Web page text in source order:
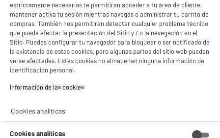
compare_product
BY ELECTRODEPOT
★★★★★
★★★★★
5/5(2)
Plancha vapor VALBERG GLIDE R3
14€
Rechazar todas
BIENVENIDO a ELECTRO
Con el fin de mejorar tu experiencia, y tras tu consentimiento, ELECTRO DEPOT
- ofrecer publicidad y comunicaciones personalizadas
- facilitar el intercambio de contenido en las redes sociales
- analizar el tráfico en nuestro sitio web Consulta la política de cookies.
estrictamente necesarias te permitirán acceder a tu área de cliente,
mantener activa tu sesión mientras navegas o administrar tu carrito de
compras. También nos permitirán detectar cualquier problema técnico
que pueda afectar la presentación del Sitio y / o la navegación en el
Sitio. Puedes configurar tu navegador para bloquear o ser notificado de
la existencia de estas cookies, pero algunas partes del sitio web pueden
verse afectadas. Estas cookies no almacenan ninguna información de
identificación personal.
Información de las cookies‎
Cookies analíticas
Cookies analíticas